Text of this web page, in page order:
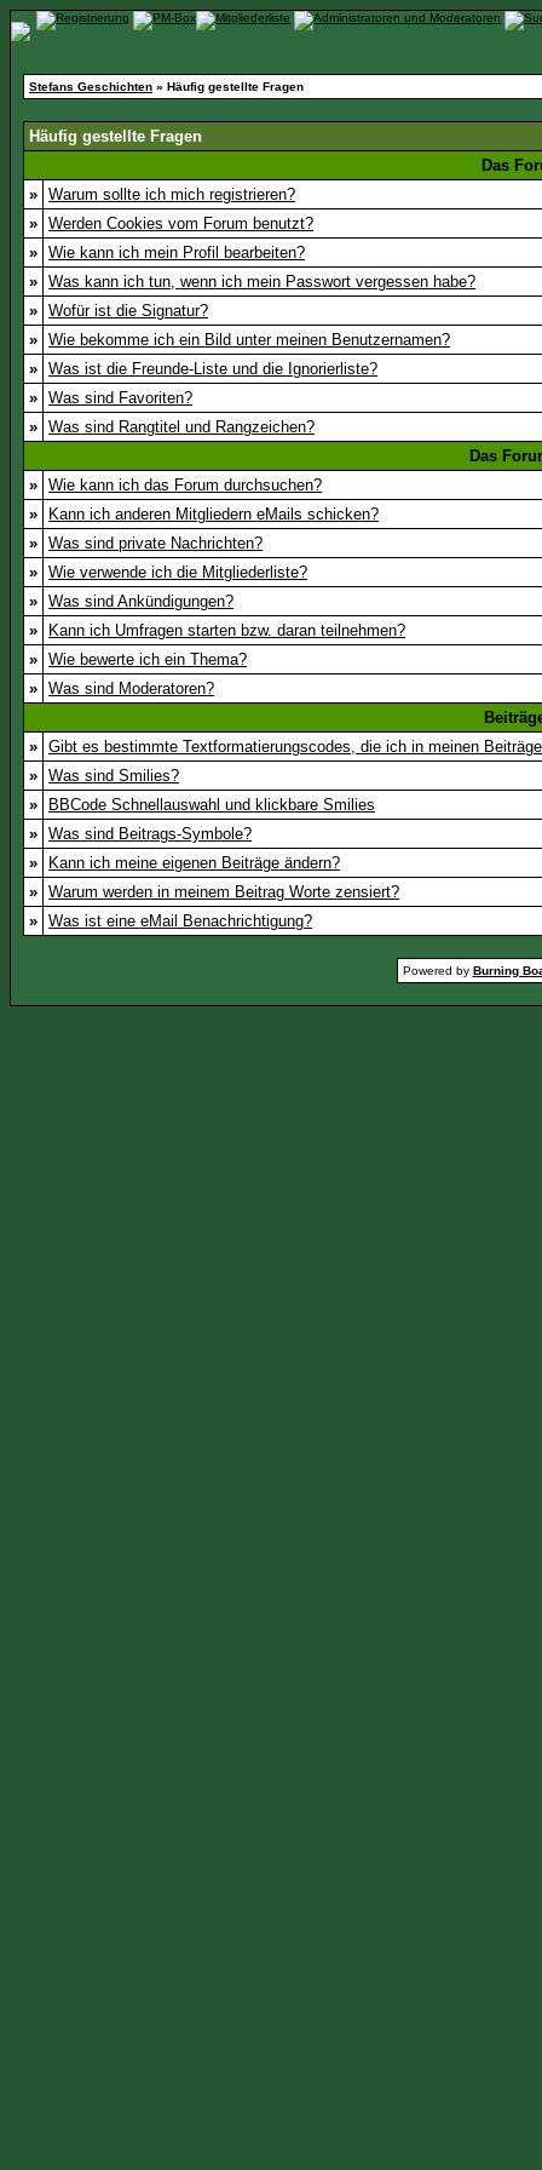
Stefans Geschichten » Häufig gestellte Fragen
Häufig gestellte Fragen
Das
» Warum sollte ich mich registrieren?
» Werden Cookies vom Forum benutzt?
» Wie kann ich mein Profil bearbeiten?
» Was kann ich tun, wenn ich mein Passwort vergessen habe?
» Wofür ist die Signatur?
» Wie bekomme ich ein Bild unter meinen Benutzernamen?
» Was ist die Freunde-Liste und die Ignorierliste?
» Was sind Favoriten?
» Was sind Rangtitel und Rangzeichen?
Das
» Wie kann ich das Forum durchsuchen?
»
Kann ich anderen Mitgliedern eMails schicken?
» Was sind private Nachrichten?
» Wie verwende ich die Mitgliederliste?
» Was sind Ankündigungen?
»
Kann ich Umfragen starten bzw. daran teilnehmen?
» Wie bewerte ich ein Thema?
» Was sind Moderatoren?
» Gibt es bestimmte Textformatierungscodes, die ich in meinen
» Was sind Smilies?
»
BBCode Schnellauswahl und klickbare Smilies
» Was sind Beitrags-Symbole?
»
Kann ich meine eigenen Beiträge ändern?
» Warum werden in meinem Beitrag Worte zensiert?
» Was ist eine eMail Benachrichtigung?
Powered by Burning